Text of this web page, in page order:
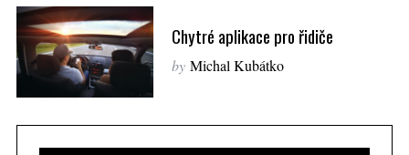
Chytré aplikace pro řidiče
by Michal Kubátko